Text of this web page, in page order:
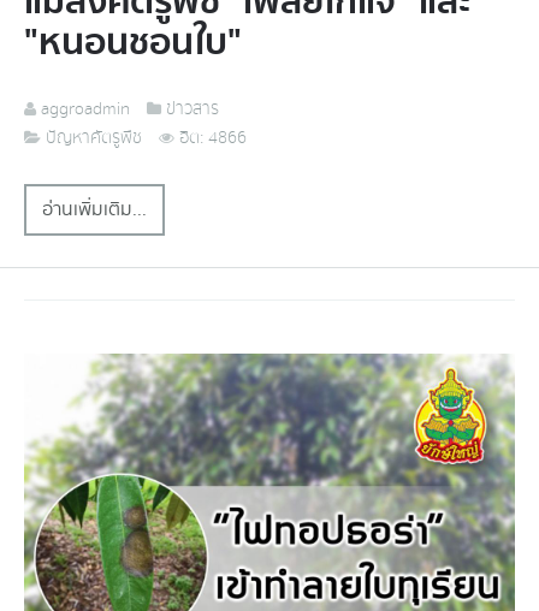
"หนอนชอนใบ"
aggroadmin
ข่าวสาร
ปัญหาศัตรูพืช
ฮิต: 4866
อ่านเพิ่มเติม...